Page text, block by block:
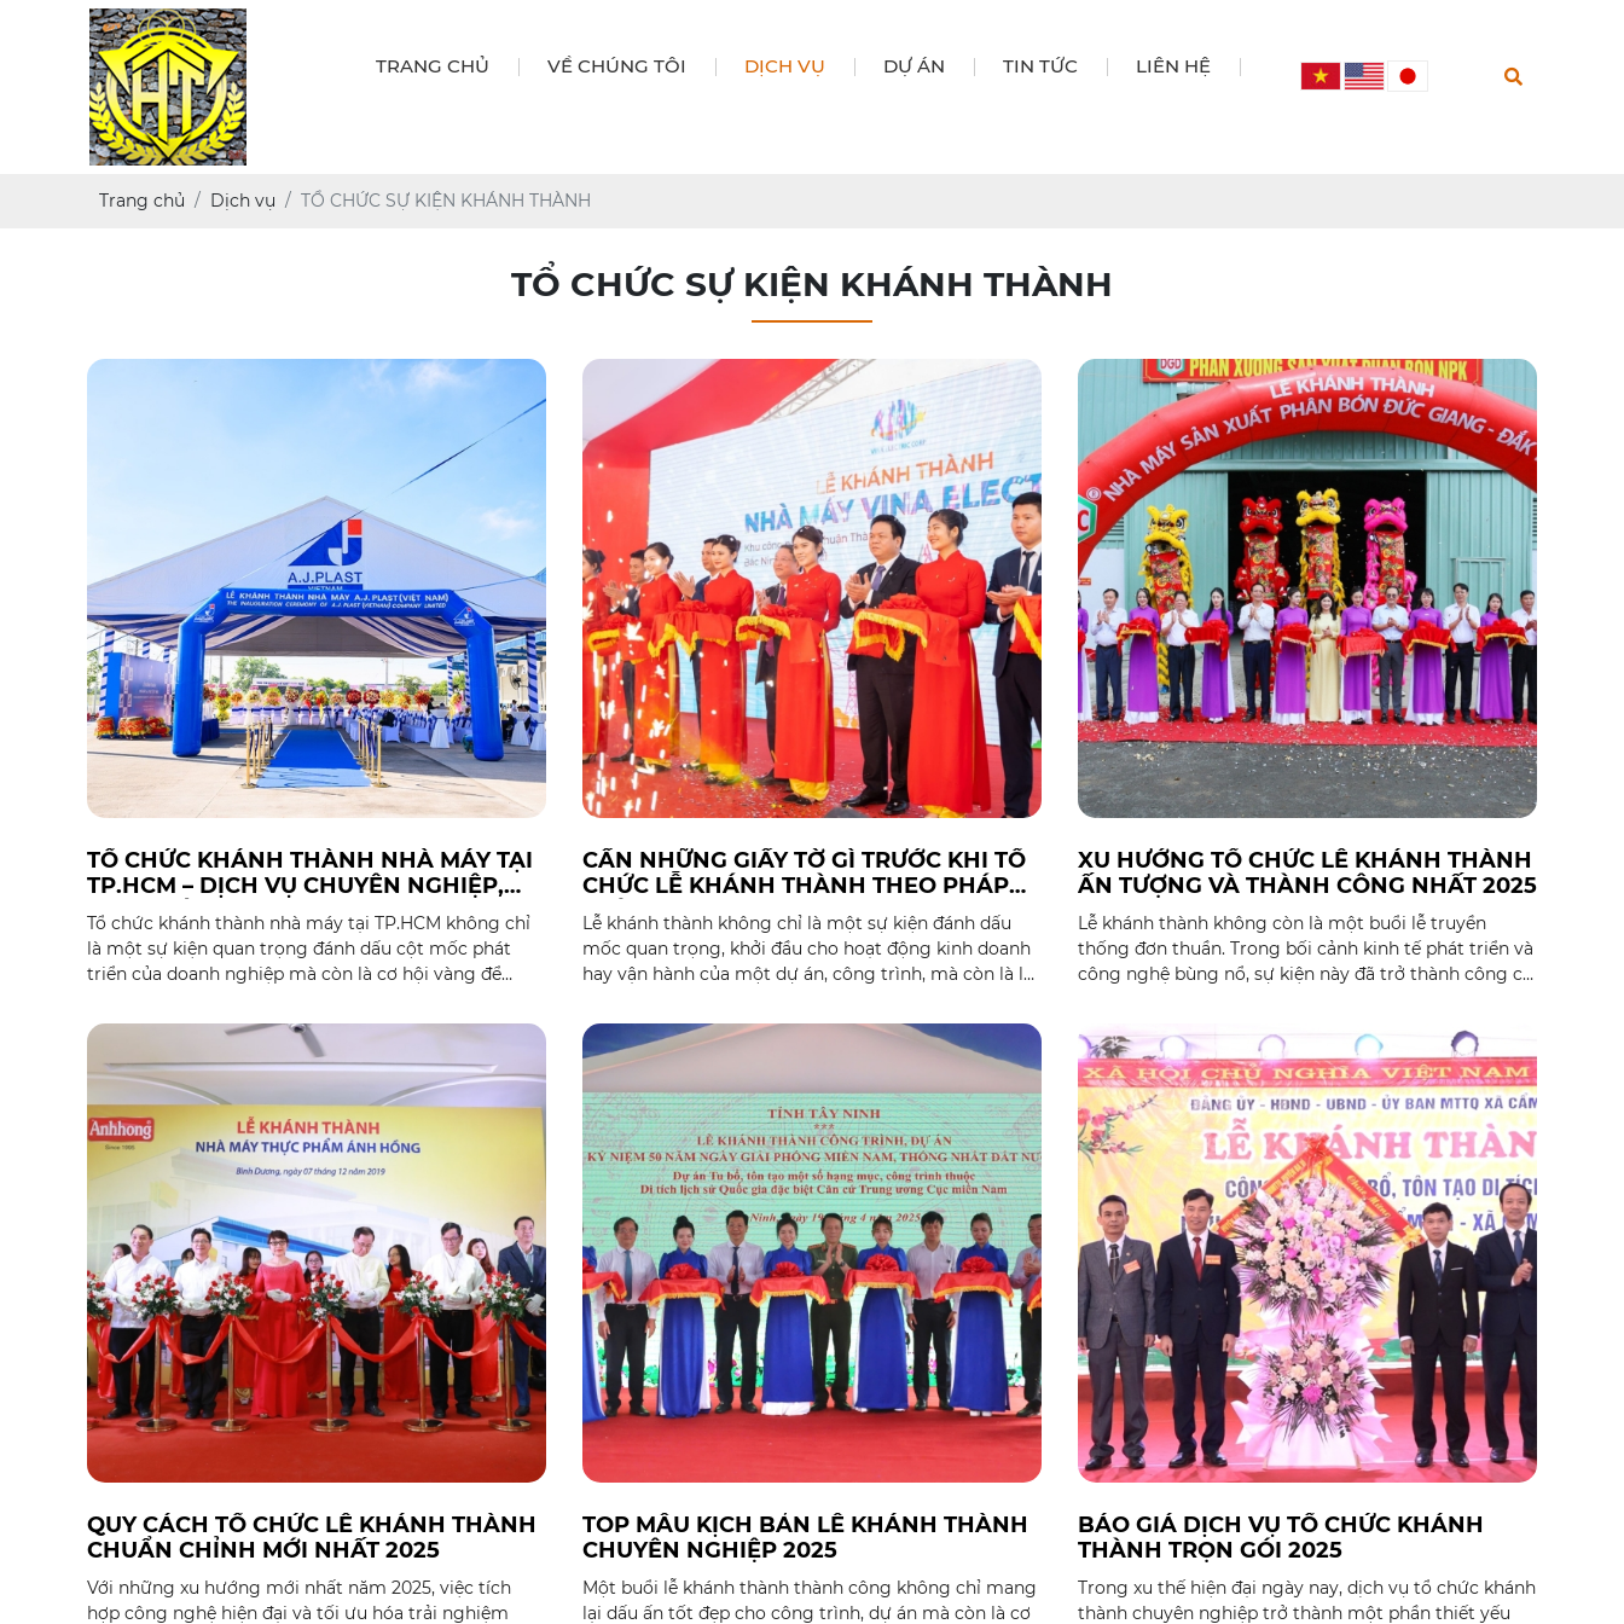
TRANG CHỦ VỀ CHÚNG TÔI DỊCH VỤ DỰ ÁN TIN TỨC LIÊN HỆ
Trang chủ Dịch vụ TỔ CHỨC SỰ KIỆN KHÁNH THÀNH
TỔ CHỨC SỰ KIỆN KHÁNH THÀNH
TỔ CHỨC KHÁNH THÀNH NHÀ MÁY TẠI
TP.HCM – DỊCH VỤ CHUYÊN NGHIỆP,
TRỌN GÓI
Tổ chức khánh thành nhà máy tại TP.HCM không chỉ
là một sự kiện quan trọng đánh dấu cột mốc phát
triển của doanh nghiệp mà còn là cơ hội vàng để
tượng sâu sắc với đối tác, khách hàng cũng như cộng
đồng. Một buổi lễ khánh thành được chuẩn bị kỹ
lưỡng, chuyên nghiệp sẽ giúp doanh nghiệp khẳng
định vị thế và tạo tiền đề cho sự phát triển bền vững
trong tương lai. Với kinh nghiệm dày dặn trong lĩnh
vực tổ chức sự kiện, HT Việt Nam tự hào mang đến
dịch vụ tổ chức khánh thành nhà máy tại TP.HCM
trọn gói, đảm bảo sự kiện diễn ra suôn sẻ, trang trọng
và mang lại giá trị tối ưu.
CẦN NHỮNG GIẤY TỜ GÌ TRƯỚC KHI TỔ
CHỨC LỄ KHÁNH THÀNH THEO PHÁP
LUẬT?
Lễ khánh thành không chỉ là một sự kiện đánh dấu
mốc quan trọng, khởi đầu cho hoạt động kinh doanh
hay vận hành của một dự án, công trình, mà còn là lời
doanh nghiệp. Để buổi lễ diễn ra suôn sẻ, an toàn và
đúng theo quy định pháp luật Việt Nam, việc chuẩn bị
đầy đủ giấy tờ pháp lý là điều kiện tiên quyết, không
thể bỏ qua. Bài viết này sẽ cung cấp một hướng dẫn
chi tiết về các loại giấy tờ cần thiết, những quy định
pháp luật liên quan và quy trình chuẩn bị hồ sơ một
cách đầy đủ nhất, giúp doanh nghiệp tránh được
những rủi ro pháp lý không đáng có.
XU HƯỚNG TỔ CHỨC LỄ KHÁNH THÀNH
ẤN TƯỢNG VÀ THÀNH CÔNG NHẤT 2025
Lễ khánh thành không còn là một buổi lễ truyền
thống đơn thuần. Trong bối cảnh kinh tế phát triển và
công nghệ bùng nổ, sự kiện này đã trở thành công cụ
doanh nghiệp. Để tạo dấu ấn khác biệt và đạt được
thành công vang dội, việc nắm bắt và áp dụng các xu
hướng tổ chức sự kiện mới nhất là điều vô cùng cần
thiết.
QUY CÁCH TỔ CHỨC LỄ KHÁNH THÀNH
CHUẨN CHỈNH MỚI NHẤT 2025
Với những xu hướng mới nhất năm 2025, việc tích
hợp công nghệ hiện đại và tối ưu hóa trải nghiệm
TOP MẪU KỊCH BẢN LỄ KHÁNH THÀNH
CHUYÊN NGHIỆP 2025
Một buổi lễ khánh thành thành công không chỉ mang
lại dấu ấn tốt đẹp cho công trình, dự án mà còn là cơ
BÁO GIÁ DỊCH VỤ TỔ CHỨC KHÁNH
THÀNH TRỌN GÓI 2025
Trong xu thế hiện đại ngày nay, dịch vụ tổ chức khánh
thành chuyên nghiệp trở thành một phần thiết yếu